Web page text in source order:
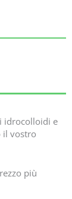
idrocolloidi e
il vostro
più